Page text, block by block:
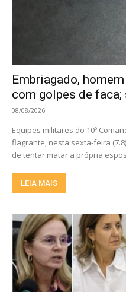
Embriagado,
com golpes de
08/08/2026
Equipes militares do 10º
flagrante, nesta sexta-feira
de tentar matar a própria
LEIA MAIS